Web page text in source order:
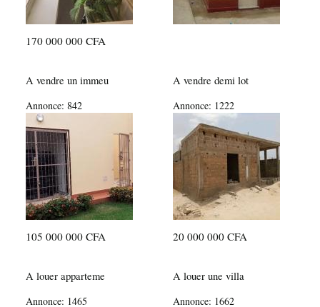
170 000 000 CFA
A vendre un immeu
Annonce: 842
105 000 000 CFA
A vendre demi lot
Annonce: 1222
20 000 000 CFA
A louer apparteme
Annonce: 1465
A louer une villa
Annonce: 1662